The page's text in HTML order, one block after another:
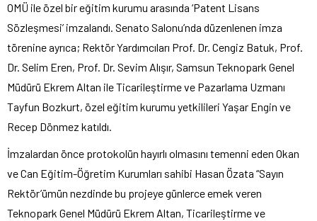
OMÜ ile özel bir eğitim kurumu arasında ‘Patent Lisans
Sözleşmesi’ imzalandı. Senato Salonu’nda düzenlenen imza
törenine ayrıca; Rektör Yardımcıları Prof. Dr. Cengiz Batuk, Prof.
Dr. Selim Eren, Prof. Dr. Sevim Alışır, Samsun Teknopark Genel
Müdürü Ekrem Altan ile Ticarileştirme ve Pazarlama Uzmanı
Tayfun Bozkurt, özel eğitim kurumu yetkilileri Yaşar Engin ve
Recep Dönmez katıldı.
İmzalardan önce protokolün hayırlı olmasını temenni eden Okan
ve Can Eğitim-Öğretim Kurumları sahibi Hasan Özata “Sayın
Rektör’ümün nezdinde bu projeye günlerce emek veren
Teknopark Genel Müdürü Ekrem Altan, Ticarileştirme ve